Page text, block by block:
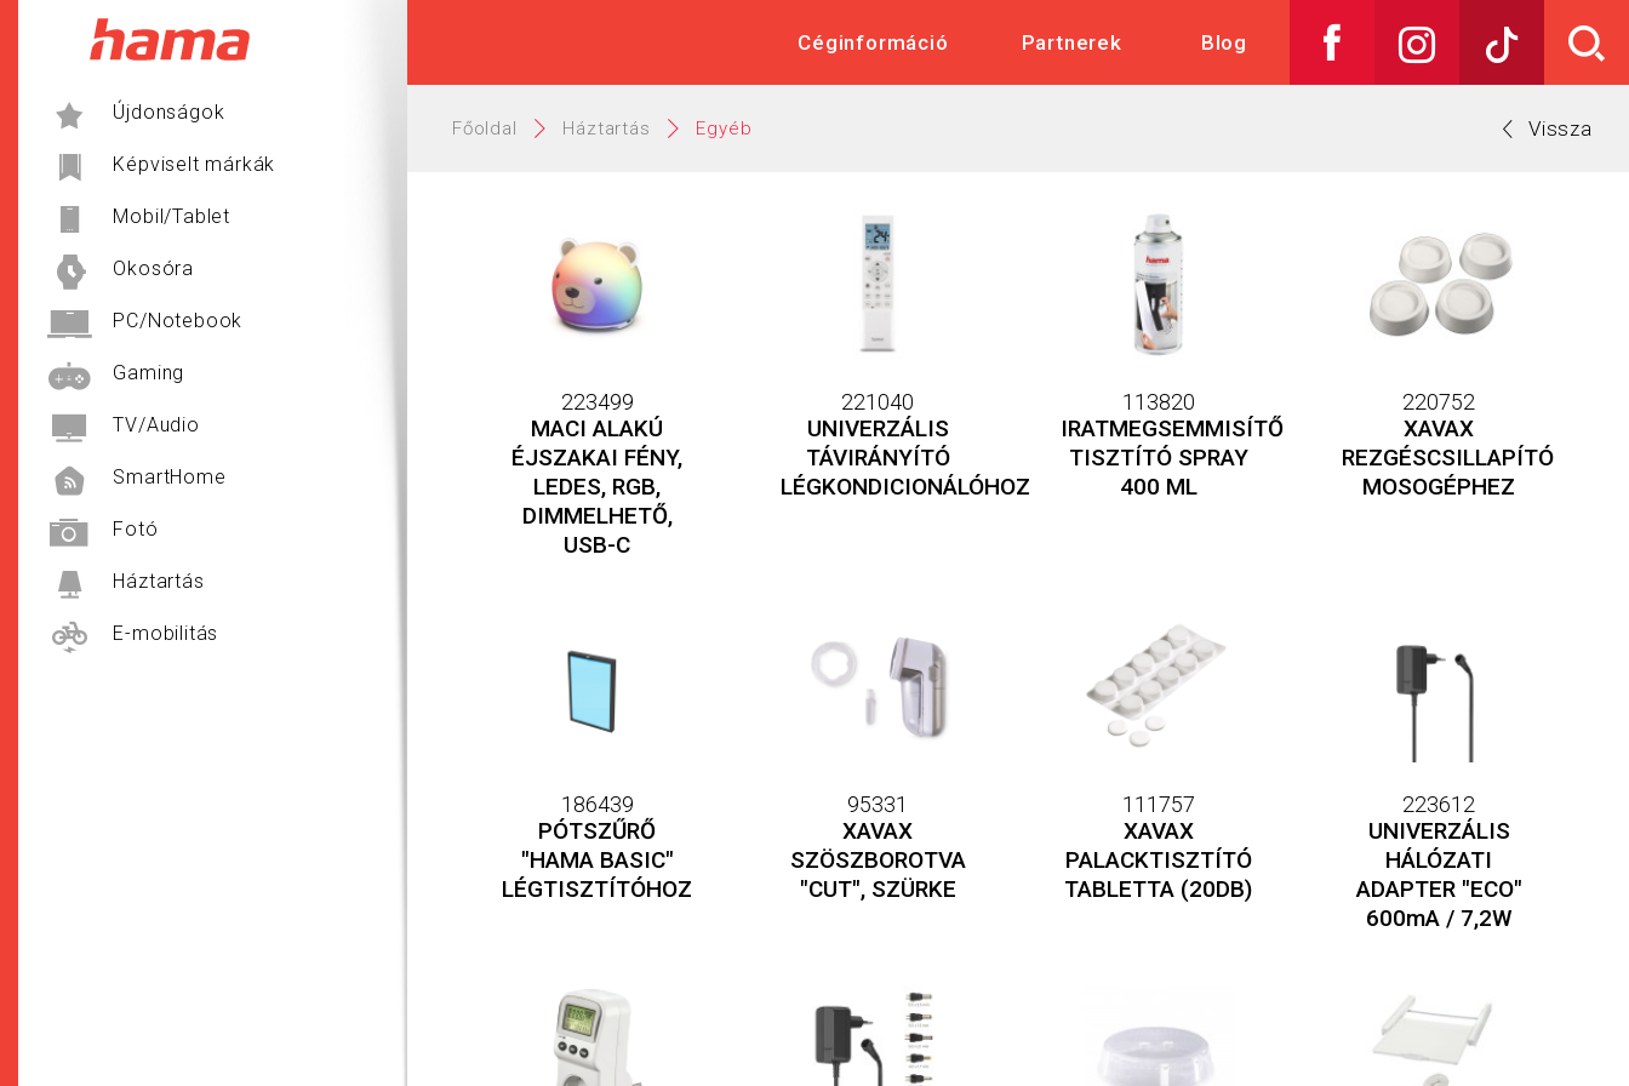
Hama Műszaki és Elektronikai Nagykereskedelem
Újdonságok
Képviselt márkák
Mobil/Tablet
Okosóra
PC/Notebook
Gaming
TV/Audio
SmartHome
Fotó
Háztartás
E-mobilitás
Céginformáció Partnerek Blog
Főoldal Háztartás Egyéb Vissza
223499
MACI ALAKÚ
ÉJSZAKAI FÉNY,
LEDES, RGB,
DIMMELHETŐ,
USB-C
221040
UNIVERZÁLIS
TÁVIRÁNYÍTÓ
LÉGKONDICIONÁLÓHOZ
113820
IRATMEGSEMMISÍTŐ
TISZTÍTÓ SPRAY
400 ML
220752
XAVAX
REZGÉSCSILLAPÍTÓ
MOSOGÉPHEZ
186439
PÓTSZŰRŐ
"HAMA BASIC"
LÉGTISZTÍTÓHOZ
95331
XAVAX
SZÖSZBOROTVA
"CUT", SZÜRKE
111757
XAVAX
PALACKTISZTÍTÓ
TABLETTA (20DB)
223612
UNIVERZÁLIS
HÁLÓZATI
ADAPTER "ECO"
600mA / 7,2W